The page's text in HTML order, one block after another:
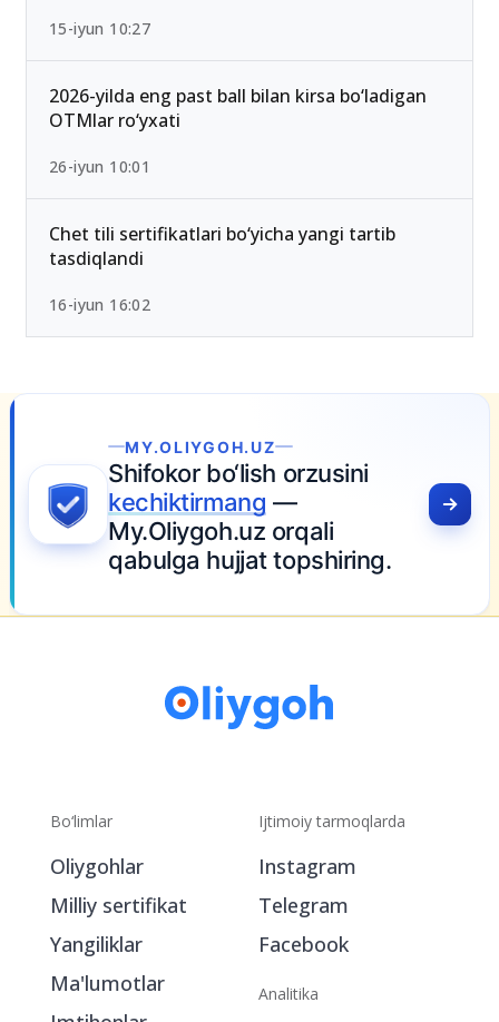
15-iyun 10:27
2026-yilda eng past ball bilan kirsa bo‘ladigan
OTMlar ro‘yxati
26-iyun 10:01
Chet tili sertifikatlari bo‘yicha yangi tartib
tasdiqlandi
16-iyun 16:02
Bo‘limlar
Oliygohlar
Ijtimoiy tarmoqlarda
Telegram